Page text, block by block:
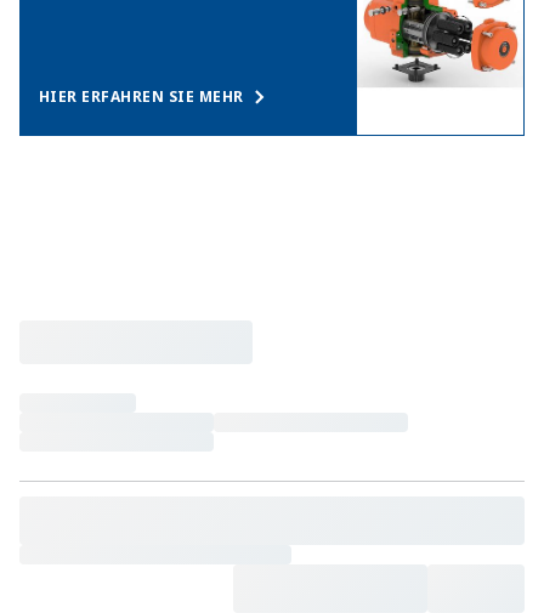
HIER ERFAHREN SIE MEHR